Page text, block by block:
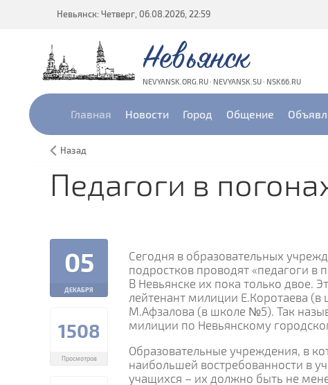
Невьянск: Четверг, 06.08.2026, 22:59
Невьянск
NEVYANSK.ORG.RU · NEVYANSK.SU · NSK66.RU
Главная Новости Город Общение
Назад
Педагоги в
05
ДЕКАБРЯ
1508
Просмотров
Сегодня в образовательных
подростков проводят «педагоги в
В Невьянске их пока только двое.
лейтенант милиции Е.Коротаева
М.Афзалова (в школе №5). Так
милиции по Невьянскому
Образовательные учреждения, в
наибольшей востребованности в
учащихся – их должно быть не